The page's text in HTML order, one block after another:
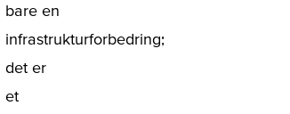
bare en
infrastrukturforbedring;
det er
et